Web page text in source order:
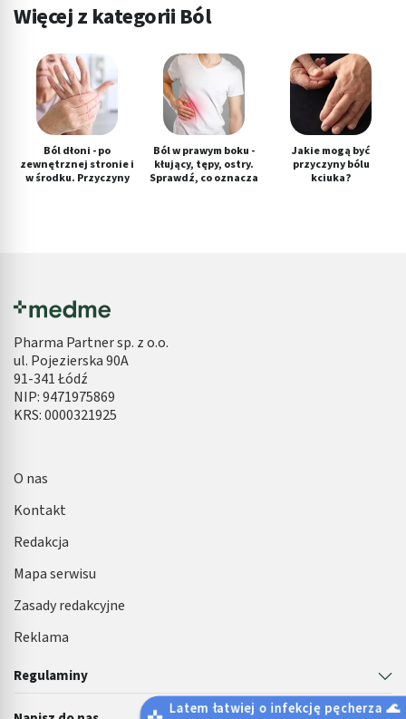
Więcej z kategorii Ból
Ból dłoni - po
zewnętrznej stronie i
w środku. Przyczyny
Ból w prawym boku -
kłujący, tępy, ostry.
Sprawdź, co oznacza
Jakie mogą być
przyczyny bólu
kciuka?
Pharma Partner sp. z o.o.
ul. Pojezierska 90A
91-341 Łódź
NIP: 9471975869
KRS: 0000321925
Regulaminy
O nas
Kontakt
Redakcja
Mapa serwisu
Zasady redakcyjne
Reklama
Latem łatwiej o infekcję pęcherza 🌊